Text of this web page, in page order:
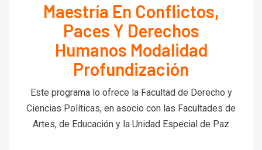
Maestría En Conflictos,
Paces Y Derechos
Humanos Modalidad
Profundización
Este programa lo ofrece la Facultad de Derecho y
Ciencias Políticas, en asocio con las Facultades de
Artes, de Educación y la Unidad Especial de Paz